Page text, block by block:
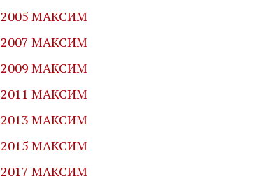
2005 МАКСИМ
2007 МАКСИМ
2009 МАКСИМ
2011 МАКСИМ
2013 МАКСИМ
2015 МАКСИМ
2017 МАКСИМ